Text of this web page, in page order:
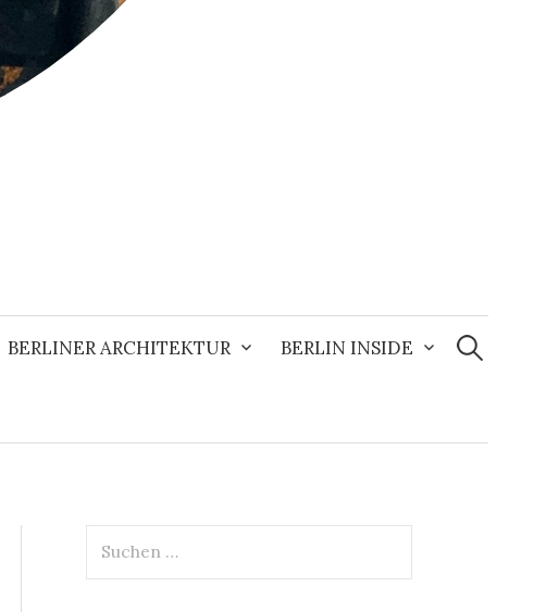
BERLINER ARCHITEKTUR BERLIN INSIDE
Suchen
nach:
nach: